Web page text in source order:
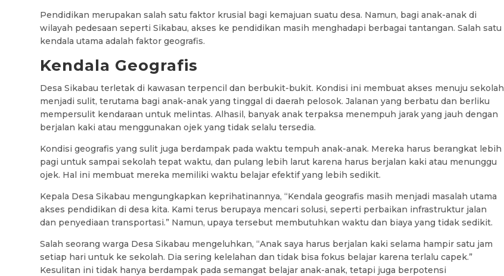
Pendidikan merupakan salah satu faktor krusial bagi kemajuan suatu desa. Namun, bagi anak-anak di
wilayah pedesaan seperti Sikabau, akses ke pendidikan masih menghadapi berbagai tantangan. Salah satu
kendala utama adalah faktor geografis.
Kendala Geografis
Desa Sikabau terletak di kawasan terpencil dan berbukit-bukit. Kondisi ini membuat akses menuju sekolah
menjadi sulit, terutama bagi anak-anak yang tinggal di daerah pelosok. Jalanan yang berbatu dan berliku
mempersulit kendaraan untuk melintas. Alhasil, banyak anak terpaksa menempuh jarak yang jauh dengan
berjalan kaki atau menggunakan ojek yang tidak selalu tersedia.
Kondisi geografis yang sulit juga berdampak pada waktu tempuh anak-anak. Mereka harus berangkat lebih
pagi untuk sampai sekolah tepat waktu, dan pulang lebih larut karena harus berjalan kaki atau menunggu
ojek. Hal ini membuat mereka memiliki waktu belajar efektif yang lebih sedikit.
Kepala Desa Sikabau mengungkapkan keprihatinannya, “Kendala geografis masih menjadi masalah utama
akses pendidikan di desa kita. Kami terus berupaya mencari solusi, seperti perbaikan infrastruktur jalan
dan penyediaan transportasi.” Namun, upaya tersebut membutuhkan waktu dan biaya yang tidak sedikit.
Salah seorang warga Desa Sikabau mengeluhkan, “Anak saya harus berjalan kaki selama hampir satu jam
setiap hari untuk ke sekolah. Dia sering kelelahan dan tidak bisa fokus belajar karena terlalu capek.”
Kesulitan ini tidak hanya berdampak pada semangat belajar anak-anak, tetapi juga berpotensi